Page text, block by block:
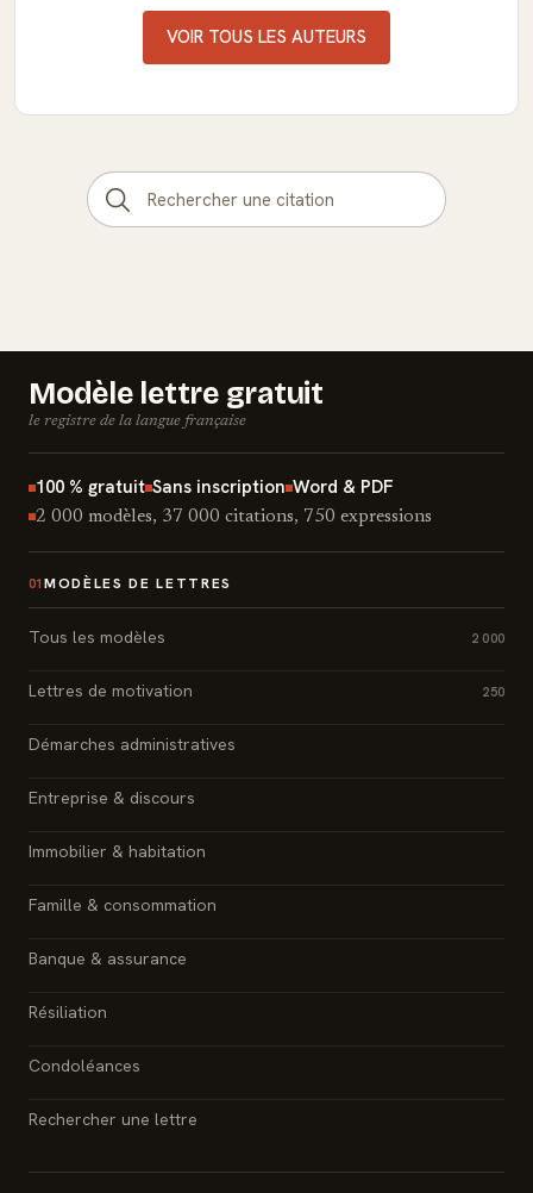
VOIR TOUS LES AUTEURS
Modèle lettre gratuit
le registre de la langue française
100 % gratuit Sans inscription Word & PDF
2 000 modèles, 37 000 citations, 750 expressions
01 MODÈLES DE LETTRES
Tous les modèles 2 000
Lettres de motivation 250
Démarches administratives
Entreprise & discours
Immobilier & habitation
Famille & consommation
Banque & assurance
Résiliation
Condoléances
Rechercher une lettre